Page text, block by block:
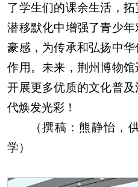
了学生们的课余生活，
潜移默化中增强了青少
豪感，为传承和弘扬中
作用。未来，荆州博物馆
开展更多优质的文化普
代焕发光彩！
（撰稿：熊静怡，
学）